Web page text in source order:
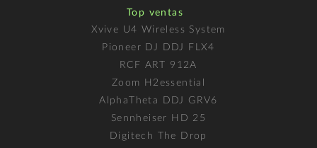
Top ventas
Xvive U4 Wireless System
Pioneer DJ DDJ FLX4
RCF ART 912A
Zoom H2essential
AlphaTheta DDJ GRV6
Sennheiser HD 25
Digitech The Drop